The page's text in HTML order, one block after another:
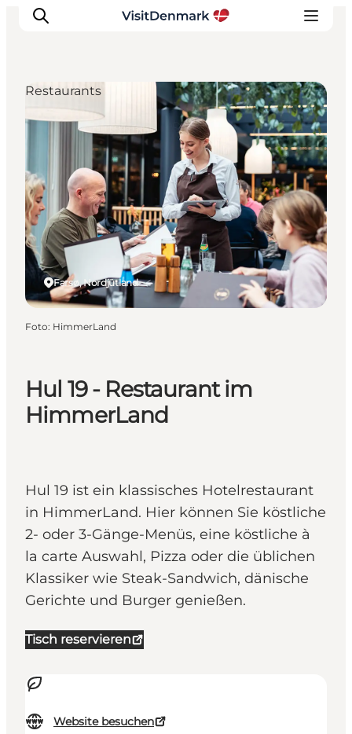
Inspiration
Regionen
Erlebnisse
Unterkünfte
Reiseplanung
Hul 19 - Restaurant im
HimmerLand
Hul 19 ist ein klassisches Hotelrestaurant
in HimmerLand. Hier können Sie köstliche
2- oder 3-Gänge-Menüs, eine köstliche à
la carte Auswahl, Pizza oder die üblichen
Klassiker wie Steak-Sandwich, dänische
Gerichte und Burger genießen.
Tisch reservieren
Website besuchen
Farsø, Nordjütland
Restaurants
Foto: HimmerLand